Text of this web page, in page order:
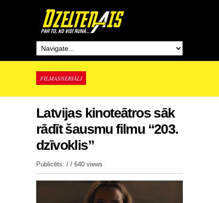
FILMAS/SERIĀLI
Latvijas kinoteātros sāk
rādīt šausmu filmu “203.
dzīvoklis”
Publicēts: / / 640 views